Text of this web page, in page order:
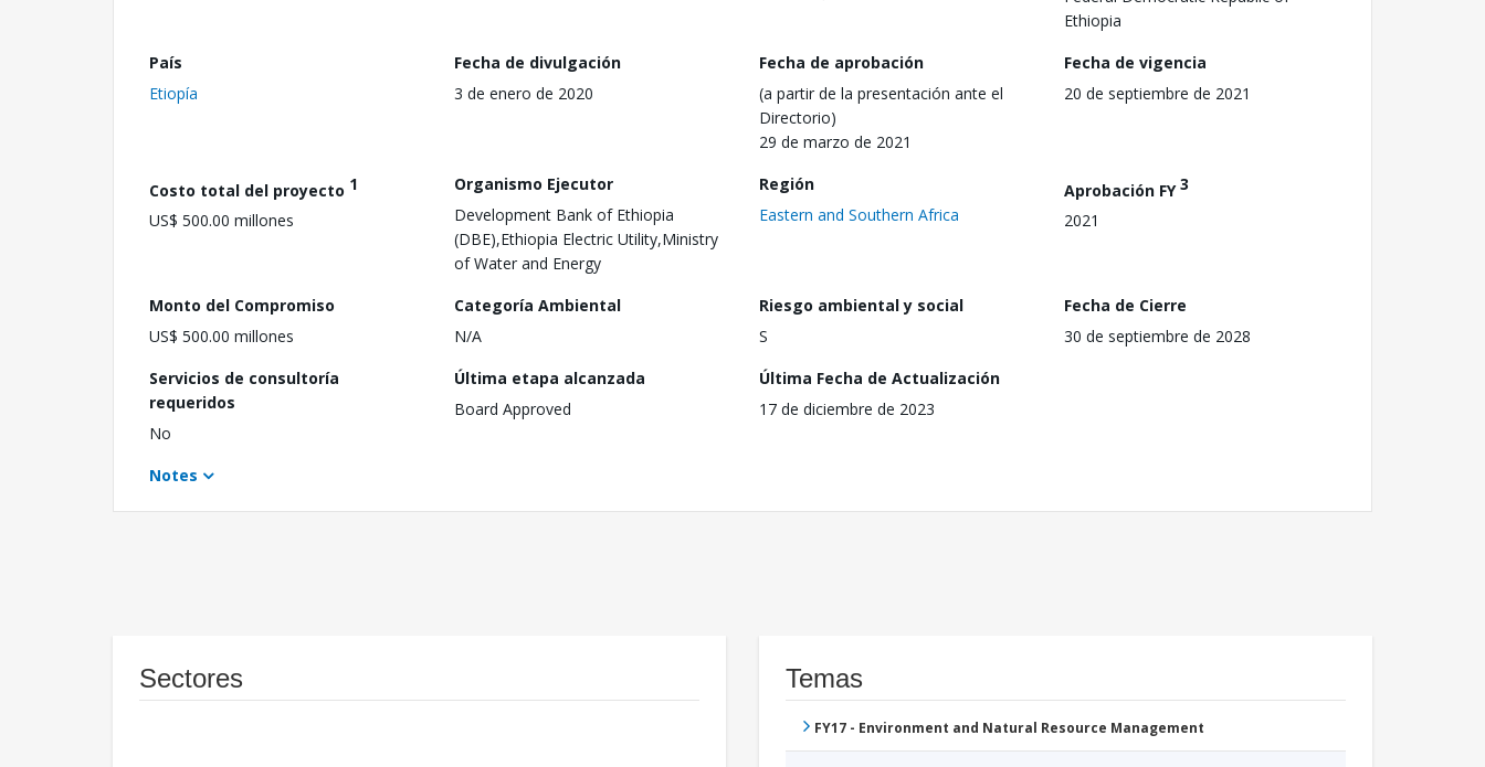
Ethiopia
País
Etiopía
Fecha de divulgación
3 de enero de 2020
Fecha de aprobación
(a partir de la presentación ante el
Directorio)
29 de marzo de 2021
Fecha de vigencia
20 de septiembre de 2021
Costo total del proyecto 1
US$ 500.00 millones
Organismo Ejecutor
Development Bank of Ethiopia
(DBE),Ethiopia Electric Utility,Ministry
of Water and Energy
Región
Eastern and Southern Africa
Aprobación FY3
2021
Monto del Compromiso
US$ 500.00 millones
Categoría Ambiental
N/A
Riesgo ambiental y social
S
Fecha de Cierre
30 de septiembre de 2028
Servicios de consultoría
requeridos
No
Última etapa alcanzada
Board Approved
Última Fecha de Actualización
17 de diciembre de 2023
Notes
Sectores Temas
FY17 - Environment and Natural Resource Management